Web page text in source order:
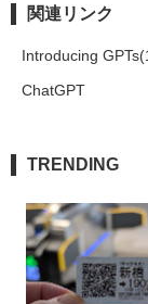
関連リンク
Introducing
ChatGPT
TRENDING